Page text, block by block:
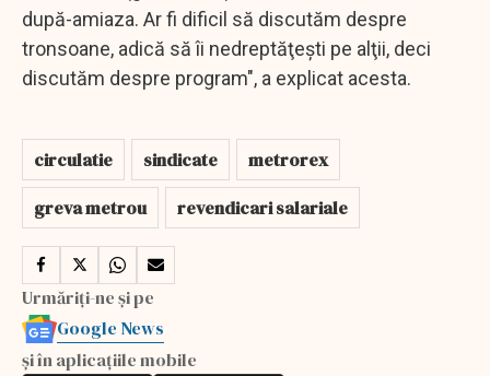
după-amiaza. Ar fi dificil să discutăm despre
tronsoane, adică să îi nedreptăţeşti pe alţii, deci
discutăm despre program", a explicat acesta.
circulatie sindicate
metrorex
greva metrou
revendicari salariale
Urmăriți-ne și pe
Google News
și în aplicațiile mobile